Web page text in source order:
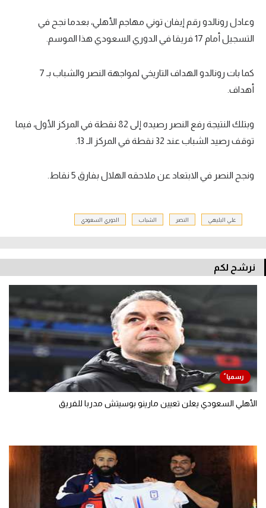
وعادل رونالدو رقم إيفان توني مهاجم الأهلي، بعدما نجح في
التسجيل أمام 17 فريقا في الدوري السعودي هذا الموسم.
كما بات رونالدو الهداف التاريخي لمواجهة النصر والشباب بـ 7
أهداف.
وبتلك النتيجة رفع النصر رصيده إلى 82 نقطة في المركز الأول، فيما
توقف رصيد الشباب عند 32 نقطة في المركز الـ 13.
ونجح النصر في الابتعاد عن ملاحقه الهلال بفارق 5 نقاط.
علي البليهي النصر الشباب الدوري السعودي
نرشح لكم
الأهلي السعودي يعلن تعيين مارينو بوسيتش مدربا للفريق